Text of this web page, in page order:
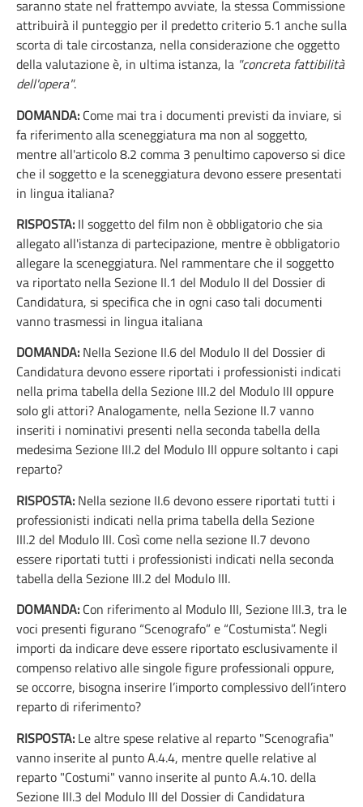
saranno state nel frattempo avviate, la stessa Commissione
attribuirà il punteggio per il predetto criterio 5.1 anche sulla
scorta di tale circostanza, nella considerazione che oggetto
della valutazione è, in ultima istanza, la "concreta fattibilità
dell'opera".
DOMANDA: Come mai tra i documenti previsti da inviare, si
fa riferimento alla sceneggiatura ma non al soggetto,
mentre all'articolo 8.2 comma 3 penultimo capoverso si dice
che il soggetto e la sceneggiatura devono essere presentati
in lingua italiana?
RISPOSTA: Il soggetto del film non è obbligatorio che sia
allegato all'istanza di partecipazione, mentre è obbligatorio
allegare la sceneggiatura. Nel rammentare che il soggetto
va riportato nella Sezione II.1 del Modulo II del Dossier di
Candidatura, si specifica che in ogni caso tali documenti
vanno trasmessi in lingua italiana
DOMANDA: Nella Sezione II.6 del Modulo II del Dossier di
Candidatura devono essere riportati i professionisti indicati
nella prima tabella della Sezione III.2 del Modulo III oppure
solo gli attori? Analogamente, nella Sezione II.7 vanno
inseriti i nominativi presenti nella seconda tabella della
medesima Sezione III.2 del Modulo III oppure soltanto i capi
reparto?
RISPOSTA: Nella sezione II.6 devono essere riportati tutti i
professionisti indicati nella prima tabella della Sezione
III.2 del Modulo III. Così come nella sezione II.7 devono
essere riportati tutti i professionisti indicati nella seconda
tabella della Sezione III.2 del Modulo III.
DOMANDA: Con riferimento al Modulo III, Sezione III.3, tra le
voci presenti figurano “Scenografo” e “Costumista”. Negli
importi da indicare deve essere riportato esclusivamente il
compenso relativo alle singole figure professionali oppure,
se occorre, bisogna inserire l’importo complessivo dell’intero
reparto di riferimento?
RISPOSTA: Le altre spese relative al reparto "Scenografia"
vanno inserite al punto A.4.4, mentre quelle relative al
reparto "Costumi" vanno inserite al punto A.4.10. della
Sezione III.3 del Modulo III del Dossier di Candidatura